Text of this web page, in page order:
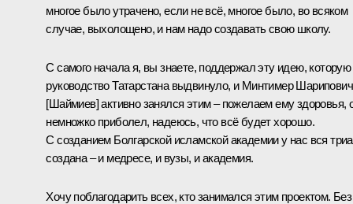
многое было утрачено, если не всё, многое было, во всяком
случае, выхолощено, и нам надо создавать свою школу.
С самого начала я, вы знаете, поддержал эту идею, которую
руководство Татарстана выдвинуло, и Минтимер Шарипович
[Шаймиев] активно занялся этим – пожелаем ему здоровья,
немножко приболел, надеюсь, что всё будет хорошо.
С созданием Болгарской исламской академии у нас вся
создана – и медресе, и вузы, и академия.
Хочу поблагодарить всех, кто занимался этим проектом. Без